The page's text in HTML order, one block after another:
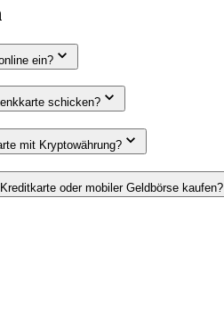
ein?
schicken?
mit Kryptowährung?
oder mobiler Geldbörse kaufen?